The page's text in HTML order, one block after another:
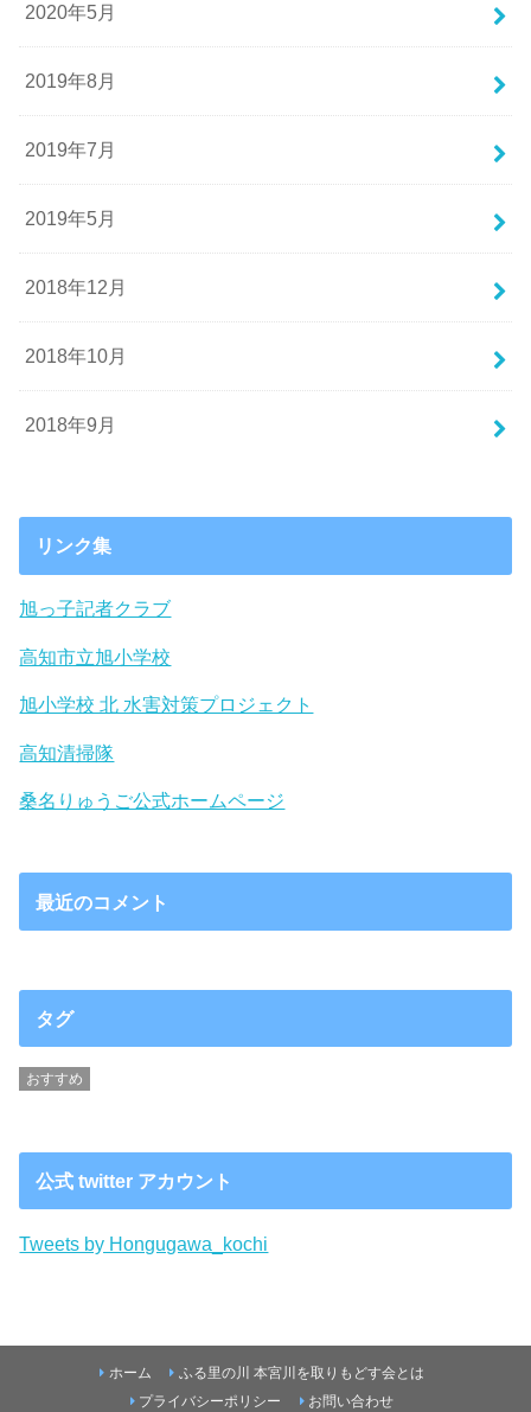
2020年5月
2019年8月
2019年7月
2019年5月
2018年12月
2018年10月
2018年9月
リンク集
旭っ子記者クラブ
高知市立旭小学校
旭小学校 北 水害対策プロジェクト
高知清掃隊
桑名りゅうご公式ホームページ
最近のコメント
タグ
おすすめ
公式 twitter アカウント
Tweets by Hongugawa_kochi
ホーム
ふる里の川 本宮川を取りもどす会とは
プライバシーポリシー
お問い合わせ